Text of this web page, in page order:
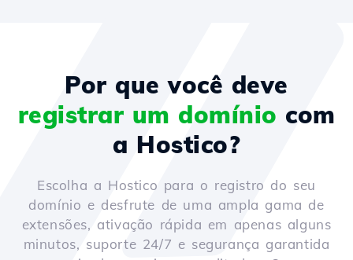
Por que você deve
registrar um domínio com
a Hostico?
Escolha a Hostico para o registro do seu
domínio e desfrute de uma ampla gama de
extensões, ativação rápida em apenas alguns
minutos, suporte 24/7 e segurança garantida